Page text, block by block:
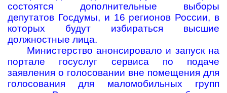
состоятся дополнительные выборы
депутатов Госдумы, и 16 регионов России, в
которых будут избираться высшие
должностные лица.
Министерство анонсировало и запуск на
портале госуслуг сервиса по подаче
заявления о голосовании вне помещения для
голосования для маломобильных групп